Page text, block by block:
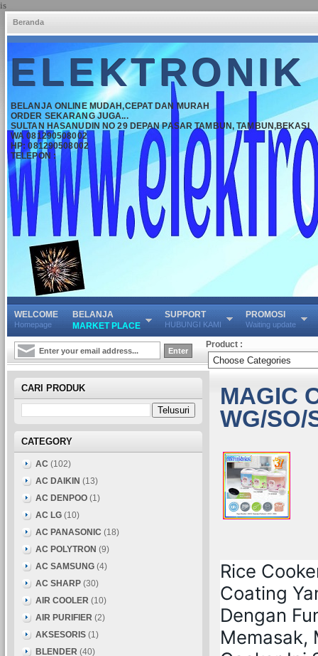
is
Beranda
BELANJA ONLINE MUDAH,CEPAT DAN MURAH
ORDER SEKARANG JUGA...
SULTAN HASANUDIN NO 29 DEPAN PASAR TAMBUN, TAMBUN,BEKASI
WA 081290508002
HP: 081290508002
TELEPON :
WELCOME
Homepage
BELANJA
MARKET PLACE
SUPPORT
HUBUNGI KAMI
PROMOSI
Waiting update
Product :
MAGIC
WG/SO/
Rice
Coating
Dengan
Memasak,
CARI PRODUK
CATEGORY
AC (102)
AC DAIKIN (13)
AC DENPOO (1)
AC LG (10)
AC PANASONIC (18)
AC POLYTRON (9)
AC SAMSUNG (4)
AC SHARP (30)
AIR COOLER (10)
AIR PURIFIER (2)
AKSESORIS (1)
BLENDER (40)